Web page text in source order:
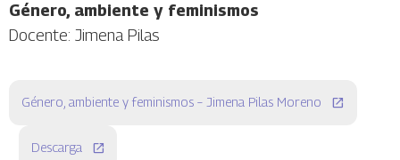
Género, ambiente y feminismos
Docente: Jimena Pilas
Género, ambiente y feminismos – Jimena Pilas Moreno
Descarga